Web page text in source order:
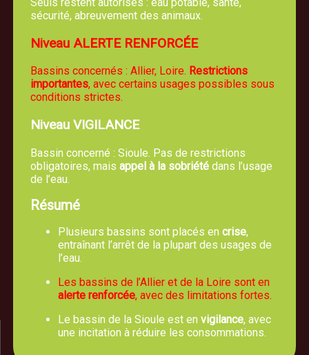
5, route de Moulins 03460 Trévol
04 70 42 61 44
Nous écrire un email
sécurité, abreuvement des animaux.
Niveau ALERTE RENFORCÉE
Bassins concernés : Allier, Loire. Restrictions
importantes, avec certains usages possibles sous
conditions strictes.
Niveau VIGILANCE
Bassin concerné : Sioule. Pas de restrictions
obligatoires, mais appel à la sobriétédans l’usage
de l’eau.
Résumé
Plusieurs bassins sont placés en crise,
entraînant l’arrêt de la plupart des usages de
l’eau.
Les bassins de l’Allier et de la Loire sont en
alerte renforcée, avec des limitations fortes.
Le bassin de la Sioule est en vigilance, avec
une incitation à réduire les consommations.